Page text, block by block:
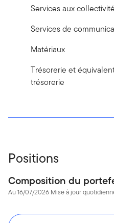
Services aux
Services de
Matériaux
Trésorerie et
trésorerie
Positions
Composition du
Au 16/07/2026 Mise à jour